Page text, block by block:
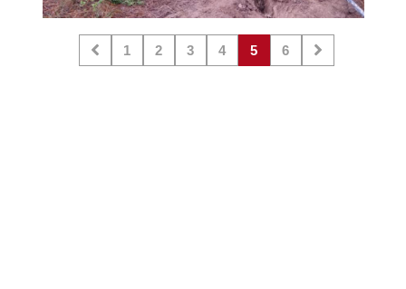
1 2 3 4 5 6